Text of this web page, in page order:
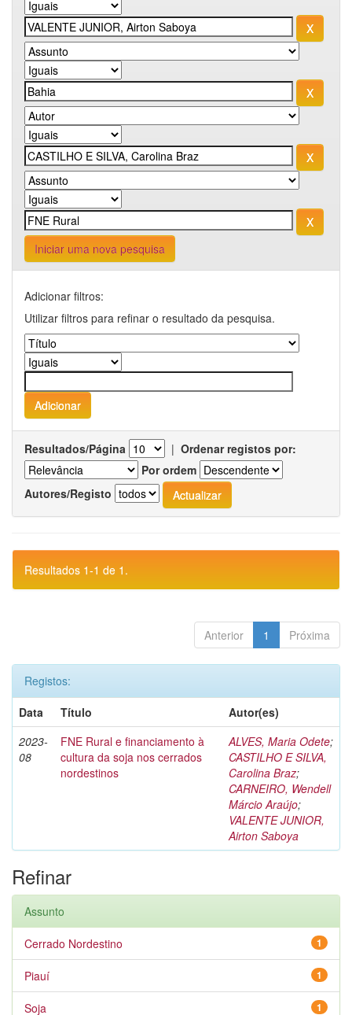
Iniciar uma nova pesquisa
Adicionar filtros:
Utilizar filtros para refinar o resultado da pesquisa.
Resultados/Página | Ordenar registos por:
Por ordem
Autores/Registo
Resultados 1-1 de 1.
Anterior 1 Próxima
Registos:
Data
Título
Autor(es)
2023-
08
FNE Rural e financiamento à
cultura da soja nos cerrados
nordestinos
ALVES, Maria Odete;
CASTILHO E SILVA,
Carolina Braz;
CARNEIRO, Wendell
Márcio Araújo;
VALENTE JUNIOR,
Airton Saboya
Refinar
Assunto
1
Cerrado Nordestino
1
Piauí
1
Soja